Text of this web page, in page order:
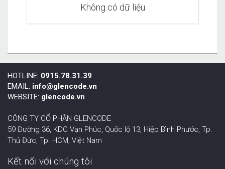
Không có dữ liệu
HOTLINE: 0915.78.31.39
EMAIL: info@glencode.vn
WEBSITE: glencode.vn
CÔNG TY CỔ PHẦN GLENCODE
59 Đường 36, KDC Vạn Phúc, Quốc lộ 13, Hiệp Bình Phước, Tp.
Thủ Đức, Tp. HCM, Việt Nam
Kết nối với chúng tôi